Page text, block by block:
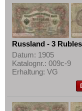
Russland - 3
Datum: 1905
Katalognr.: 009c-9
Erhaltung: VG